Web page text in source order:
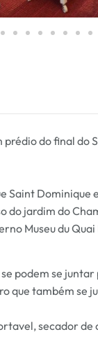
do final do
Saint Dominique
do jardim do
Museu du
podem se
que também se
secador de